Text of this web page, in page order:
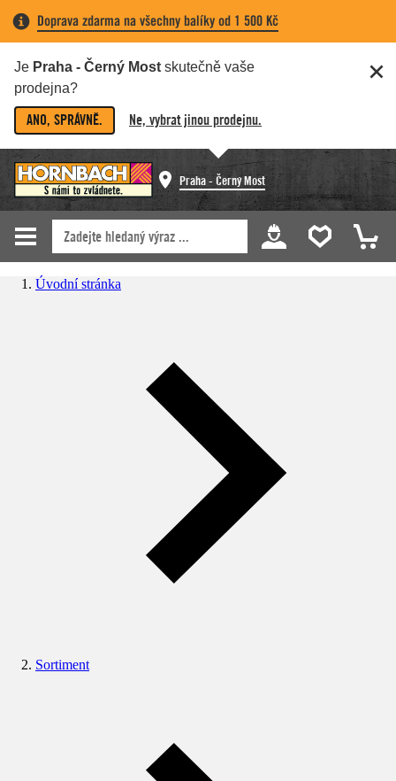
Doprava zdarma na všechny balíky od 1 500 Kč
Je Praha - Černý Most skutečně vaše
prodejna?
ANO, SPRÁVNĚ. Ne, vybrat jinou prodejnu.
Praha - Černý Most
Úvodní stránka
Sortiment